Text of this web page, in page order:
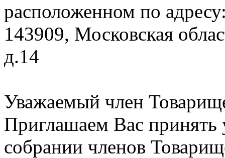
расположенном по
143909, Московская
д.14
Уважаемый член
Приглашаем Вас принять
собрании членов